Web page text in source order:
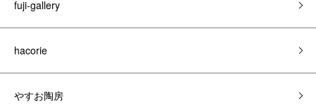
fuji-gallery
hacorie
やすお陶房